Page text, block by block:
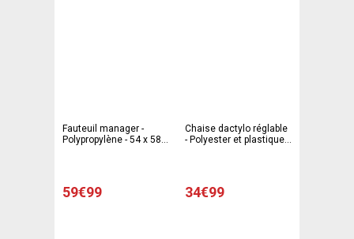
Fauteuil manager -
Polypropylène - 54 x 58 x
59€99
Chaise dactylo réglable
- Polyester et plastique -
34€99